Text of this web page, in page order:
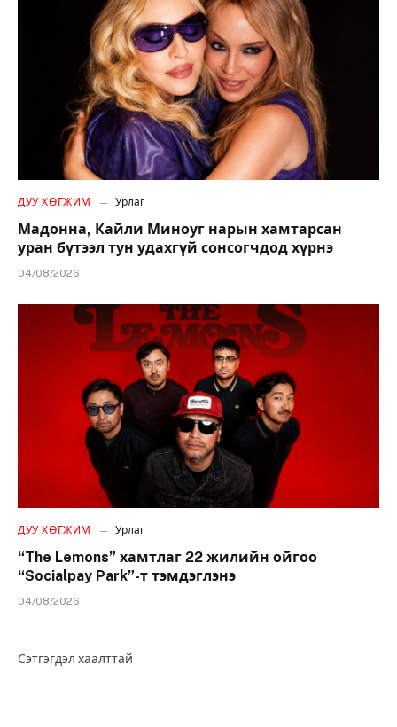
ДУУ ХӨГЖИМ Урлаг
Мадонна, Кайли Миноуг нарын хамтарсан
уран бүтээл тун удахгүй сонсогчдод хүрнэ
04/08/2026
ДУУ ХӨГЖИМ Урлаг
“The Lemons” хамтлаг 22 жилийн ойгоо
“Socialpay Park”-т тэмдэглэнэ
04/08/2026
Сэтгэгдэл хаалттай